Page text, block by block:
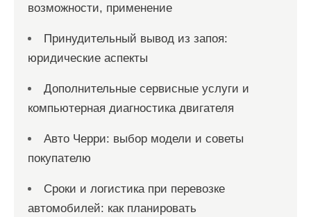
возможности, применение
Принудительный вывод из запоя:
юридические аспекты
Дополнительные сервисные услуги и
компьютерная диагностика двигателя
Авто Черри: выбор модели и советы
покупателю
Сроки и логистика при перевозке
автомобилей: как планировать